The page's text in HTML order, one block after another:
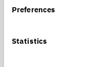
Preferences
Statistics